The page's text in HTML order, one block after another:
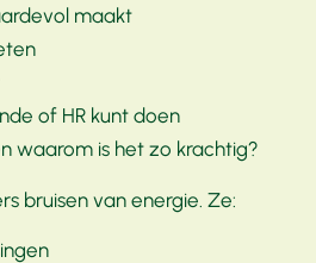
maakt
of HR kunt doen
waarom is het zo krachtig?
bruisen van energie. Ze: